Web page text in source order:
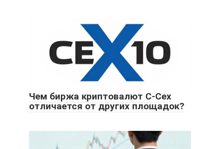
Чем биржа криптовалют C-Cex
отличается от других площадок?